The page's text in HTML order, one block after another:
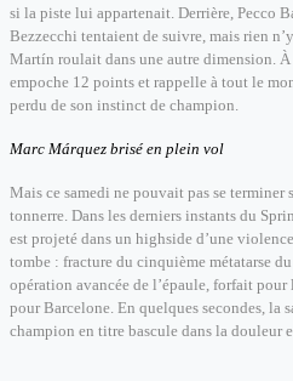
si la piste lui appartenait. Derrière, Pecco
Bezzecchi tentaient de suivre, mais rien
Martín roulait dans une autre dimension.
empoche 12 points et rappelle à tout le
perdu de son instinct de champion.
Marc Márquez brisé en plein vol
Mais ce samedi ne pouvait pas se terminer
tonnerre. Dans les derniers instants du
est projeté dans un highside d’une
tombe : fracture du cinquième métatarse
opération avancée de l’épaule, forfait pour
pour Barcelone. En quelques secondes, la
champion en titre bascule dans la douleur